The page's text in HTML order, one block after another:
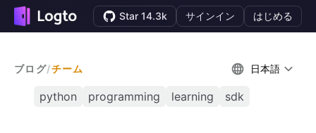
Star 14.3k サインイン はじめる
ブログ/チーム 日本語
python programming learning sdk